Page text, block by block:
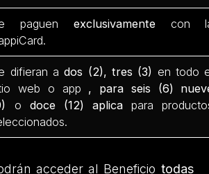
paguen exclusivamentecon
difieran ados (2), tres (3) en todo
web o app , para seis (6)
o doce (12) aplicapara
acceder al Beneficio todas